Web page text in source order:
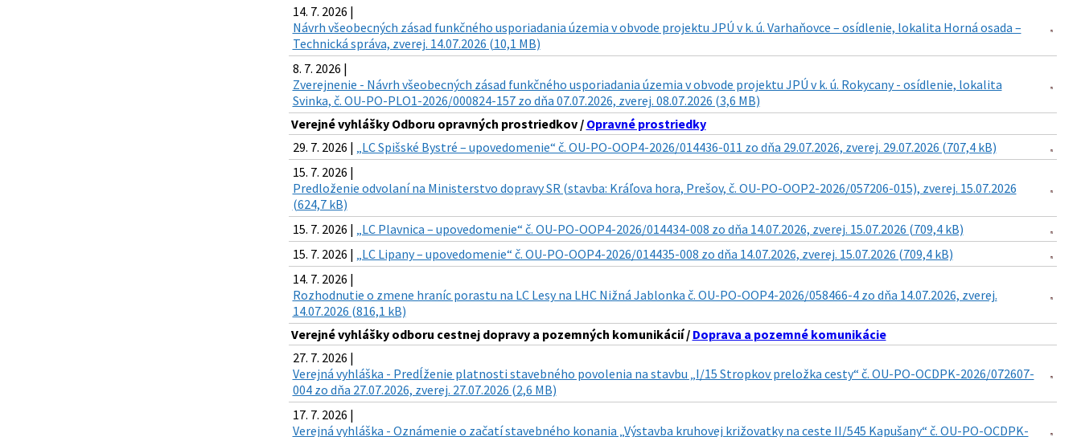
14. 7. 2026 |
Návrh všeobecných zásad funkčného usporiadania územia v obvode projektu JPÚ v k. ú. Varhaňovce – osídlenie, lokalita Horná osada –
Technická správa, zverej. 14.07.2026 (10,1 MB)
8. 7. 2026 |
Zverejnenie - Návrh všeobecných zásad funkčného usporiadania územia v obvode projektu JPÚ v k. ú. Rokycany - osídlenie, lokalita
Svinka, č. OU-PO-PLO1-2026/000824-157 zo dňa 07.07.2026, zverej. 08.07.2026 (3,6 MB)
Verejné vyhlášky Odboru opravných prostriedkov / Opravné prostriedky
29. 7. 2026 | „LC Spišské Bystré – upovedomenie“ č. OU-PO-OOP4-2026/014436-011 zo dňa 29.07.2026, zverej. 29.07.2026 (707,4 kB)
15. 7. 2026 |
Predloženie odvolaní na Ministerstvo dopravy SR (stavba: Kráľova hora, Prešov, č. OU-PO-OOP2-2026/057206-015), zverej. 15.07.2026
(624,7 kB)
15. 7. 2026 | „LC Plavnica – upovedomenie“ č. OU-PO-OOP4-2026/014434-008 zo dňa 14.07.2026, zverej. 15.07.2026 (709,4 kB)
15. 7. 2026 | „LC Lipany – upovedomenie“ č. OU-PO-OOP4-2026/014435-008 zo dňa 14.07.2026, zverej. 15.07.2026 (709,4 kB)
14. 7. 2026 |
Rozhodnutie o zmene hraníc porastu na LC Lesy na LHC Nižná Jablonka č. OU-PO-OOP4-2026/058466-4 zo dňa 14.07.2026, zverej.
14.07.2026 (816,1 kB)
Verejné vyhlášky odboru cestnej dopravy a pozemných komunikácií / Doprava a pozemné komunikácie
27. 7. 2026 |
Verejná vyhláška - Predĺženie platnosti stavebného povolenia na stavbu „I/15 Stropkov preložka cesty“ č. OU-PO-OCDPK-2026/072607-
004 zo dňa 27.07.2026, zverej. 27.07.2026 (2,6 MB)
17. 7. 2026 |
Verejná vyhláška - Oznámenie o začatí stavebného konania „Výstavba kruhovej križovatky na ceste II/545 Kapušany“ č. OU-PO-OCDPK-